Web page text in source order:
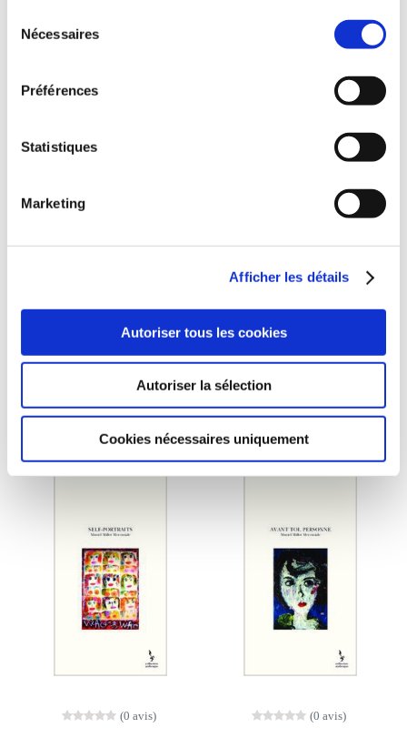
Nécessaires
Préférences
Statistiques
Marketing
Afficher les détails
Autoriser tous les cookies
Autoriser la sélection
Cookies nécessaires uniquement
L'IMPASSE
(0 avis) (0 avis)